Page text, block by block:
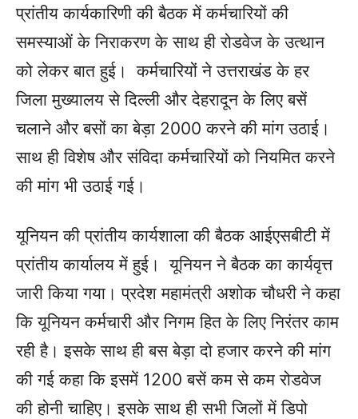
प्रांतीय कार्यकारिणी की बैठक में कर्मचारियों की
समस्याओं के निराकरण के साथ ही रोडवेज के उत्थान
को लेकर बात हुई। कर्मचारियों ने उत्तराखंड के हर
जिला मुख्यालय से दिल्ली और देहरादून के लिए बसें
चलाने और बसों का बेड़ा 2000 करने की मांग उठाई।
साथ ही विशेष और संविदा कर्मचारियों को नियमित करने
की मांग भी उठाई गई।
यूनियन की प्रांतीय कार्यशाला की बैठक आईएसबीटी में
प्रांतीय कार्यालय में हुई। यूनियन ने बैठक का कार्यवृत्त
जारी किया गया। प्रदेश महामंत्री अशोक चौधरी ने कहा
कि यूनियन कर्मचारी और निगम हित के लिए निरंतर काम
रही है। इसके साथ ही बस बेड़ा दो हजार करने की मांग
की गई कहा कि इसमें 1200 बसें कम से कम रोडवेज
की होनी चाहिए। इसके साथ ही सभी जिलों में डिपो